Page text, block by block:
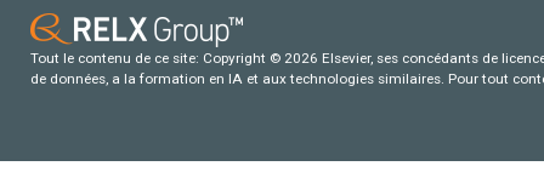
Tout le contenu de ce site: Copyright © 2026 Elsevier, ses concédants de
de données, a la formation en IA et aux technologies similaires. Pour tout